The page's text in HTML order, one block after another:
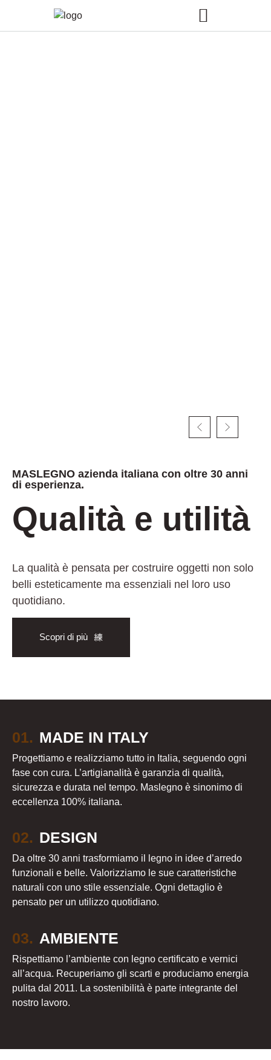
MASLEGNO azienda italiana con oltre 30 anni
di esperienza.
Qualità e utilità
La qualità è pensata per costruire oggetti non solo
belli esteticamente ma essenziali nel loro uso
quotidiano.
Scopri di più
01. MADE IN ITALY
Progettiamo e realizziamo tutto in Italia, seguendo ogni
fase con cura. L’artigianalità è garanzia di qualità,
sicurezza e durata nel tempo. Maslegno è sinonimo di
eccellenza 100% italiana.
02. DESIGN
Da oltre 30 anni trasformiamo il legno in idee d’arredo
funzionali e belle. Valorizziamo le sue caratteristiche
naturali con uno stile essenziale. Ogni dettaglio è
pensato per un utilizzo quotidiano.
03. AMBIENTE
Rispettiamo l’ambiente con legno certificato e vernici
all’acqua. Recuperiamo gli scarti e produciamo energia
pulita dal 2011. La sostenibilità è parte integrante del
nostro lavoro.